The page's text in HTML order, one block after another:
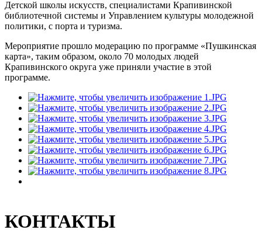
Детской школы искусств, специалистами Крапивинской
библиотечной системы и Управлением культуры молодежной
политики, с порта и туризма.
Мероприятие прошло модерацию по программе «Пушкинская
карта», таким образом, около 70 молодых людей
Крапивинского округа уже приняли участие в этой
программе.
КОНТАКТЫ